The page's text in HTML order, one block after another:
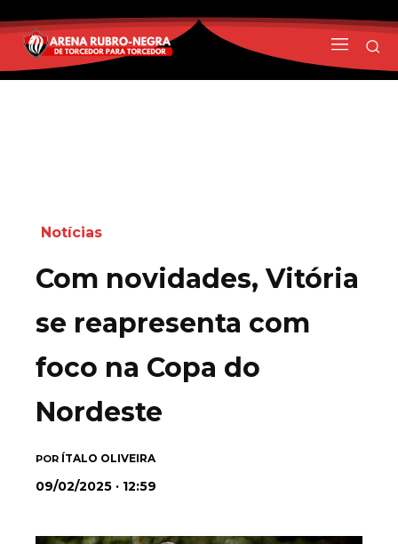
Notícias
Com novidades, Vitória
se reapresenta com
foco na Copa do
Nordeste
POR ÍTALO OLIVEIRA
09/02/2025 · 12:59